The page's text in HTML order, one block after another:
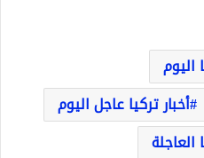
اليوم
أخبار تركيا عاجل اليوم
العاجلة